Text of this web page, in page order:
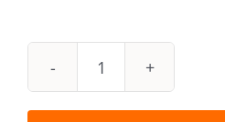
EDO